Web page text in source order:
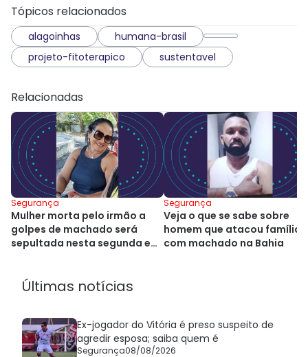
Tópicos relacionados
alagoinhas
humana-brasil
projeto-fitoterapico
sustentavel
Relacionadas
Segurança
Mulher morta pelo irmão a
golpes de machado será
sepultada nesta segunda em
Segurança
Veja o que se sabe sobre
homem que atacou família
com machado na Bahia
Últimas notícias
Ex-jogador do Vitória é preso suspeito de
agredir esposa; saiba quem é
Segurança08/08/2026